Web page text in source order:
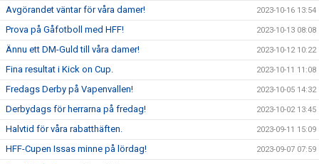
Avgörandet väntar för våra damer! 2023-10-16 13:54
Prova på Gåfotboll med HFF! 2023-10-13 08:08
Ännu ett DM-Guld till våra damer! 2023-10-12 10:22
Fina resultat i Kick on Cup. 2023-10-11 11:08
Fredags Derby på Vapenvallen! 2023-10-05 14:32
Derbydags för herrarna på fredag! 2023-10-02 13:45
Halvtid för våra rabatthäften. 2023-09-11 15:09
HFF-Cupen Issas minne på lördag! 2023-09-07 07:59